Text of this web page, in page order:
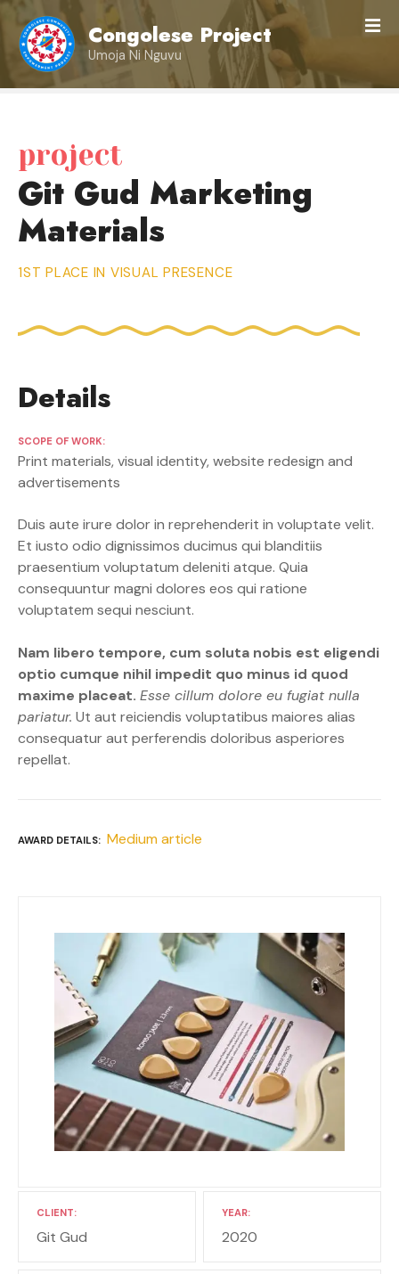
Congolese Project
Umoja Ni Nguvu
project
Git Gud Marketing
Materials
1ST PLACE IN VISUAL PRESENCE
Details
SCOPE OF WORK
Print materials, visual identity, website redesign and
advertisements
Duis aute irure dolor in reprehenderit in voluptate velit.
Et iusto odio dignissimos ducimus qui blanditiis
praesentium voluptatum deleniti atque. Quia
consequuntur magni dolores eos qui ratione
voluptatem sequi nesciunt.
Nam libero tempore, cum soluta nobis est eligendi
optio cumque nihil impedit quo minus id quod
maxime placeat. Esse cillum dolore eu fugiat nulla
pariatur. Ut aut reiciendis voluptatibus maiores alias
consequatur aut perferendis doloribus asperiores
repellat.
AWARD DETAILS Medium article
CLIENT
Git Gud
YEAR
2020